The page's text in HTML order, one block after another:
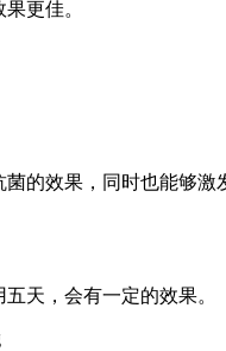
更佳。
的效果，同时也能够激
天，会有一定的效果。